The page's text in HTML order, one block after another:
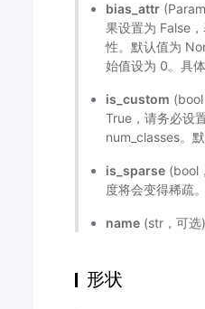
bias_attr
果设置为 False
性。默认值为
始值设为 0。具
is_custom
True，请务必设
num_classes。
is_sparse (bool
度将会变得稀疏
name (str，可
形状